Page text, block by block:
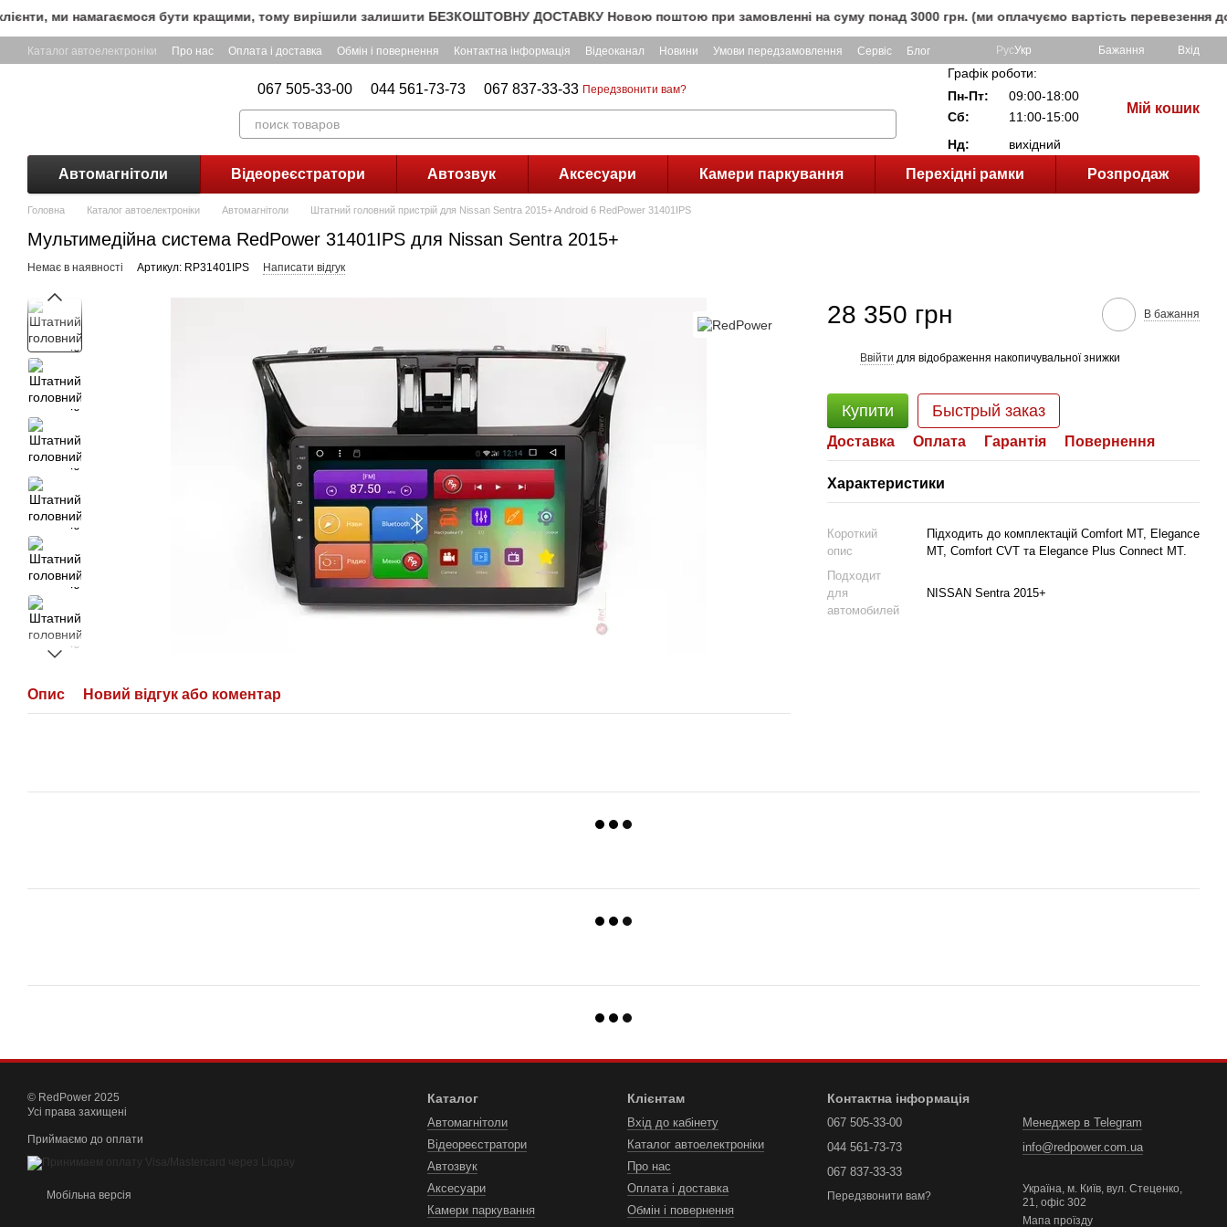
Перейти до основного контенту
ми намагаємося бути кращими, тому вирішили залишити БЕЗКОШТОВНУ ДОСТАВКУ Новою поштою при замовленні на суму понад 3000 грн. (ми оплачуємо вартість перевезення до
Каталог автоелектроніки Про нас Оплата і доставка Обмін і повернення Контактна інформація Відеоканал Новини Умови передзамовлення Сервіс Блог РусУкр Бажання Вхід
067 505-33-00 044 561-73-73 067 837-33-33 Передзвонити вам?
Графік роботи:
Пн-Пт:
09:00-18:00
Сб:
11:00-15:00
Нд:
вихідний
Мій кошик
Автомагнітоли Відеореєстратори Автозвук Аксесуари Камери паркування Перехідні рамки Розпродаж
Головна Каталог автоелектроніки Автомагнітоли Штатний головний пристрій для Nissan Sentra 2015+ Android 6 RedPower 31401IPS
Мультимедійна система RedPower 31401IPS для Nissan Sentra 2015+
Немає в наявності Артикул: RP31401IPS Написати відгук
Опис Новий відгук або коментар
28 350 грн В бажання
Ввійти для відображення накопичувальної знижки
Купити Быстрый заказ
Доставка Оплата Гарантія Повернення
Характеристики
Короткий
опис
Підходить до комплектацій Comfort MT, Elegance
MT, Comfort CVT та Elegance Plus Connect MT.
Подходит
для
автомобилей
NISSAN Sentra 2015+
© RedPower 2025
Усі права захищені
Приймаємо до оплати
Мобільна версія
Каталог
Автомагнітоли
Відеореєстратори
Автозвук
Аксесуари
Камери паркування
Клієнтам
Вхід до кабінету
Каталог автоелектроніки
Про нас
Оплата і доставка
Обмін і повернення
Контактна інформація
067 505-33-00
044 561-73-73
067 837-33-33
Передзвонити вам?
Менеджер в Telegram
info@redpower.com.ua
Україна, м. Київ, вул. Стеценко,
21, офіс 302
Мапа проїзду